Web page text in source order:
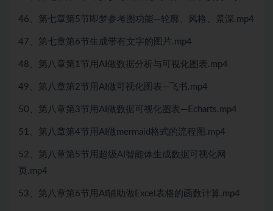
46、第七章第5节即梦参考图功能—轮廓、风格、景深.mp4
47、第七章第6节生成带有文字的图片.mp4
48、第八章第1节用AI做数据分析与可视化图表.mp4
49、第八章第2节用AI做可视化图表—飞书.mp4
50、第八章第3节用AI做数据可视化图表—Echarts.mp4
51、第八章第4节用AI做mermaid格式的流程图.mp4
52、第八章第5节用超级AI智能体生成数据可视化网
页.mp4
53、第八章第6节用AI辅助做Excel表格的函数计算.mp4